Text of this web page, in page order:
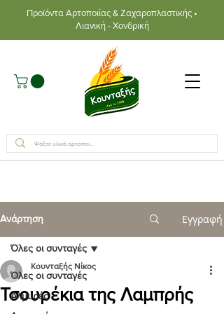
Προϊόντα Αρτοποιίας & Ζαχαροπλαστικής •
Λιανική - Χονδρική
Ανάρτηση Εγγραφή
Όλες οι συνταγές
Αλμυρές
Όλες οι συνταγές
Τσουρέκια της Λαμπρής
Κουνταξής Νίκος